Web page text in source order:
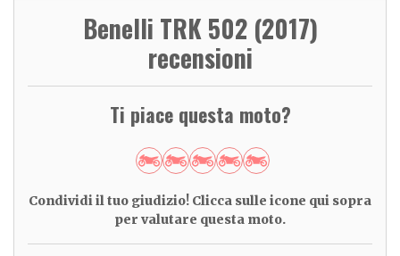
Benelli TRK 502 (2017)
recensioni
Ti piace questa moto?
Condividi il tuo giudizio! Clicca sulle icone qui sopra
per valutare questa moto.